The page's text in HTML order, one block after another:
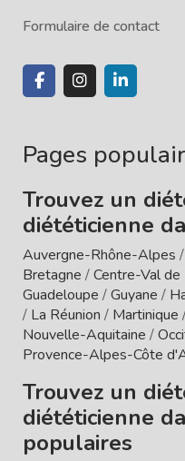
Formulaire de contact
Pages
Trouvez un
diététicienne
Auvergne-Rhône-Alpes /
Bretagne /Centre-Val de
Guadeloupe /Guyane /
/ La Réunion / Martinique
Nouvelle-Aquitaine /
Provence-Alpes-Côte
Trouvez un
diététicienne
populaires